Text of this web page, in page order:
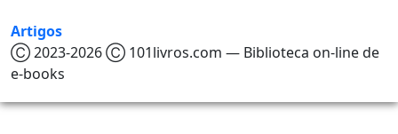
Artigos
Ⓒ 2023-2026 Ⓒ 101livros.com — Biblioteca on-line de
e-books